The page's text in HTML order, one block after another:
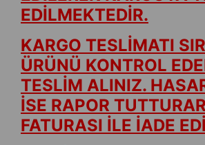
EDİLMEKTEDİR.
KARGO TESLİMATI
ÜRÜNÜ KONTROL
TESLİM ALINIZ.
İSE RAPOR
FATURASI İLE İADE